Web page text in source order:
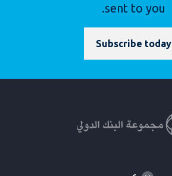
sent to you.
Subscribe today